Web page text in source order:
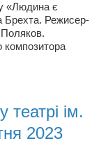
«Людина є
Брехта. Режисер-
композитора
ім.
2023